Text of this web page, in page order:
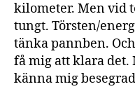
kilometer. Men vid
tungt. Törsten/
tänka pannben.
få mig att klara det.
känna mig